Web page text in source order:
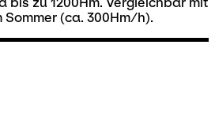
(ca. 300Hm/h).